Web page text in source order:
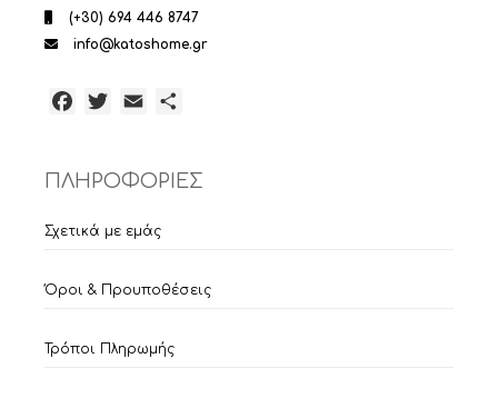
(+30) 694 446 8747
info@katoshome.gr
Facebook
TwitterEmail
ΠΛΗΡΟΦΟΡΙΕΣ
Σχετικά με εμάς
Όροι & Προυποθέσεις
Τρόποι Πληρωμής